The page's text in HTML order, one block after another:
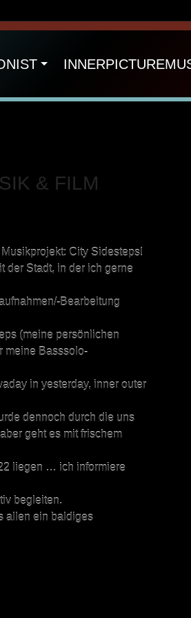
& FILM
City Sidesteps!
der Stadt, in der ich gerne
Bearbeitung
(meine persönlichen
meine Basssolo-
in yesterday, inner outer
dennoch durch die uns
geht es mit frischem
liegen … ich informiere
begleiten.
allen ein baldiges